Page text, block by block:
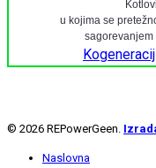
u kojima se
sagorevanjem
© 2026 REPowerGeen.
Naslovna